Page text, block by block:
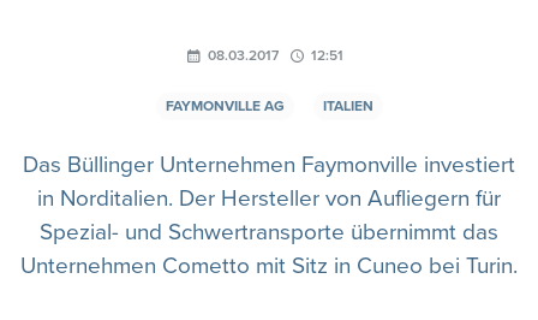
08.03.2017 12:51
FAYMONVILLE AG ITALIEN
Das Büllinger Unternehmen Faymonville investiert
in Norditalien. Der Hersteller von Aufliegern für
Spezial- und Schwertransporte übernimmt das
Unternehmen Cometto mit Sitz in Cuneo bei Turin.